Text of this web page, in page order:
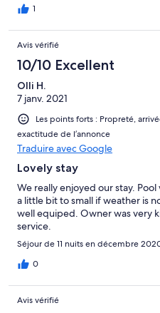
Richard schnellstens da! Wir
1
Avis vérifié
10/10 Excellent
Olli H.
7 janv. 2021
Les points forts : Propreté,
exactitude de l’annonce
Traduire avec Google
Lovely stay
We really enjoyed our stay.
a little bit to small if weather is
well equiped. Owner was very
service.
Séjour de 11 nuits en décembre
0
Avis vérifié